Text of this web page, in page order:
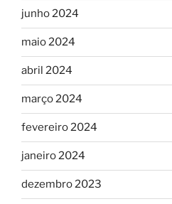
junho 2024
maio 2024
abril 2024
março 2024
fevereiro 2024
janeiro 2024
dezembro 2023